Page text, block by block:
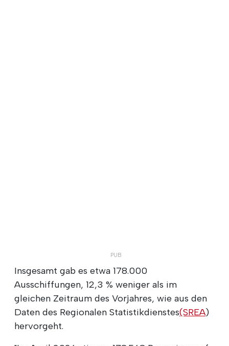
Insgesamt gab es etwa 178.000
Ausschiffungen, 12,3 % weniger als im
gleichen Zeitraum des Vorjahres, wie aus den
Daten des Regionalen Statistikdienstes(SREA)
hervorgeht.